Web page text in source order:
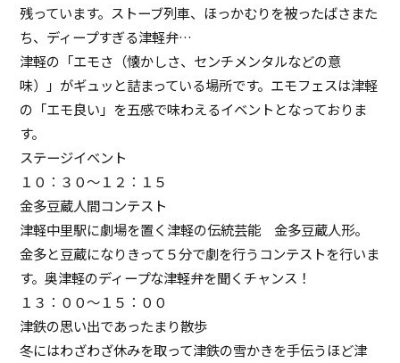
残っています。ストーブ列車、ほっかむりを被ったばさまた
ち、ディープすぎる津軽弁…
津軽の「エモさ（懐かしさ、センチメンタルなどの意
味）」がギュッと詰まっている場所です。エモフェスは津軽
の「エモ良い」を五感で味わえるイベントとなっておりま
す。
ステージイベント
１０：３０～１２：１５
金多豆蔵人間コンテスト
津軽中里駅に劇場を置く津軽の伝統芸能 金多豆蔵人形。
金多と豆蔵になりきって５分で劇を行うコンテストを行いま
す。奥津軽のディープな津軽弁を聞くチャンス！
１３：００～１５：００
津鉄の思い出であったまり散歩
冬にはわざわざ休みを取って津鉄の雪かきを手伝うほど津